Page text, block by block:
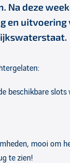
Na deze
en uitvoering
beschikbare
mooi om
te zien!